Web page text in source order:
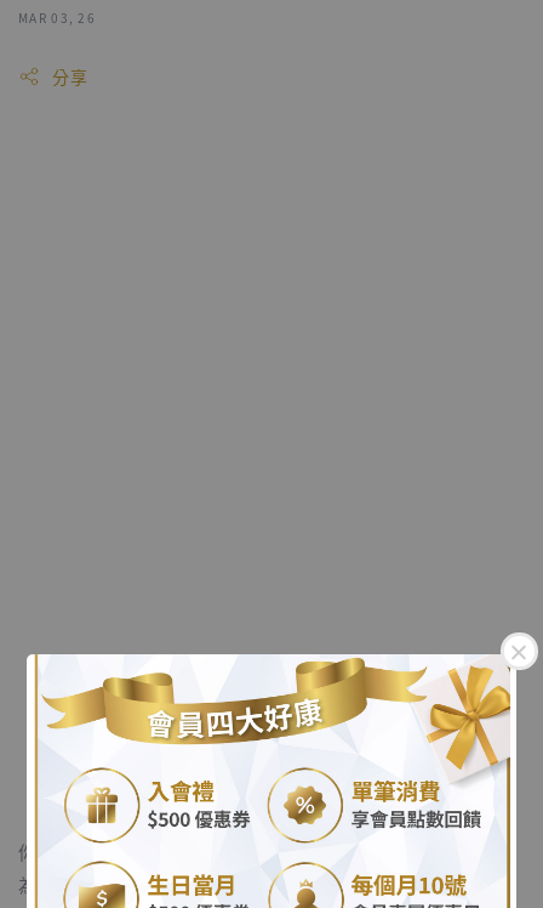
.
.
MAR 03, 26
分享
你是不是明明身體很累，躺在床上腦袋卻停不下來？或是因
為回老家「認床」，翻來覆去睡不著？